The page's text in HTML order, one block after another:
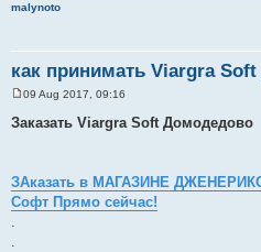
malynoto
как принимать Viargra
s
09 Aug 2017, 09:16
Заказать Viargra Soft Домодедово
ЗАказать в МАГАЗИНЕ
Софт Прямо сейчас!
.
.